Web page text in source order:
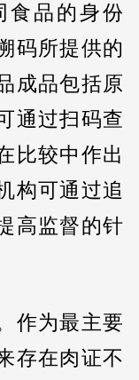
食品的身份
码所提供的
成品包括原
通过扫码查
比较中作出
构可通过追
高监督的针
作为最主要
存在肉证不